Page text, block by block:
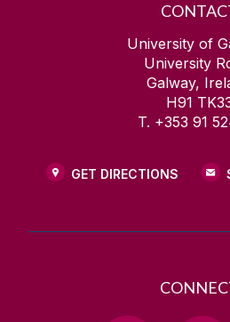
University of
University
Galway,
H91
T. +353 91
GET DIRECTIONS